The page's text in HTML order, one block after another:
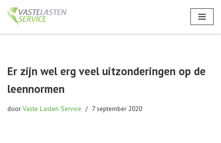
Er zijn wel erg veel uitzonderingen op de
leennormen
doorVaste Lasten Service 7 september 2020